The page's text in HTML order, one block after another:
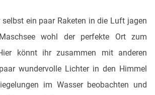
selbst ein paar Raketen in die Luft jagen
wohl der perfekte Ort zum
könnt ihr zusammen mit anderen
wundervolle Lichter in den Himmel
im Wasser beobachten und